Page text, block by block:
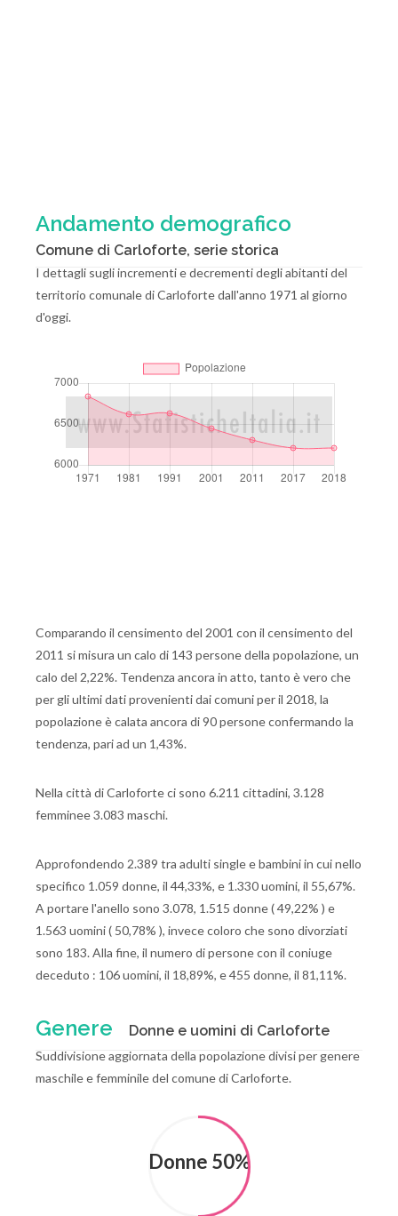
Andamento demografico
Comune di Carloforte, serie storica
I dettagli sugli incrementi e decrementi degli abitanti del
territorio comunale di Carloforte dall'anno 1971 al giorno
d'oggi.
Comparando il censimento del 2001 con il censimento del
2011 si misura un calo di 143 persone della popolazione, un
calo del 2,22%. Tendenza ancora in atto, tanto è vero che
per gli ultimi dati provenienti dai comuni per il 2018, la
popolazione è calata ancora di 90 persone confermando la
tendenza, pari ad un 1,43%.
Nella città di Carloforte ci sono 6.211 cittadini, 3.128
femminee 3.083 maschi.
Approfondendo 2.389 tra adulti single e bambini in cui nello
specifico 1.059 donne, il 44,33%, e 1.330 uomini, il 55,67%.
A portare l'anello sono 3.078, 1.515 donne ( 49,22% ) e
1.563 uomini ( 50,78% ), invece coloro che sono divorziati
sono 183. Alla fine, il numero di persone con il coniuge
deceduto : 106 uomini, il 18,89%, e 455 donne, il 81,11%.
Genere Donne e uomini di Carloforte
Suddivisione aggiornata della popolazione divisi per genere
maschile e femminile del comune di Carloforte.
Donne 50%